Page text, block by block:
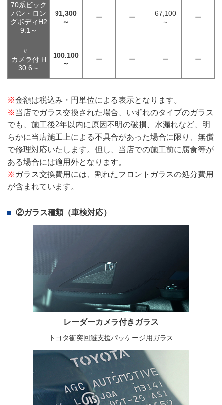
70系ビック
バン・ロン
グボディH2
9.1～
91,300
～
ー ー
67,100
～
ー
〃
カメラ付 H
30.6～
100,100
～
ー ー ー ー
※金額は税込み・円単位による表示となります。
※当店でガラス交換された場合、いずれのタイプのガラス
でも、施工後2年以内に原因不明の破損、水漏れなど、明
らかに当店施工上による不具合があった場合に限り、無償
で修理対応いたします。但し、当店での施工前に腐食等が
ある場合には適用外となります。
※ ガラス交換費用には、割れたフロントガラスの処分費用
が含まれています。
②ガラス種類（車検対応）
レーダーカメラ付きガラス
トヨタ衝突回避支援パッケージ用ガラス